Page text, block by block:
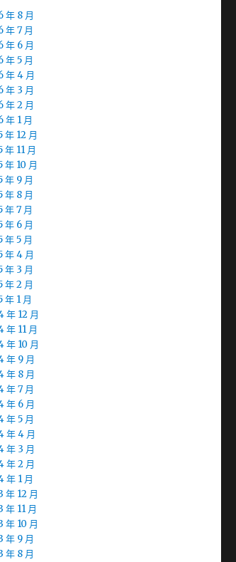
年 8 月
年 7 月
年 6 月
年 5 月
年 4 月
年 3 月
年 2 月
年 1 月
年 12 月
年 11 月
年 10 月
年 9 月
年 8 月
年 7 月
年 6 月
年 5 月
年 4 月
年 3 月
年 2 月
年 1 月
年 12 月
年 11 月
年 10 月
年 9 月
年 8 月
年 7 月
年 6 月
年 5 月
年 4 月
年 3 月
年 2 月
年 1 月
年 12 月
年 11 月
年 10 月
年 9 月
年 8 月